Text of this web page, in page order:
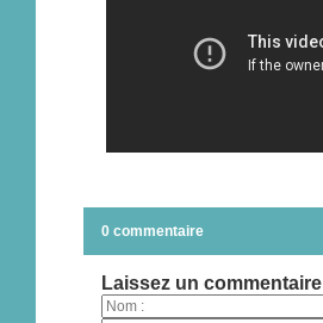
0 commentaire
Laissez un commentaire